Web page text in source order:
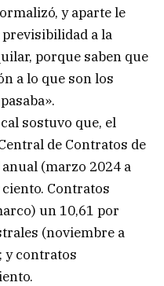
y aparte le
a la
porque saben que
a lo que son los
sostuvo que, el
de Contratos de
(marzo 2024 a
Contratos
un 10,61 por
(noviembre a
y contratos